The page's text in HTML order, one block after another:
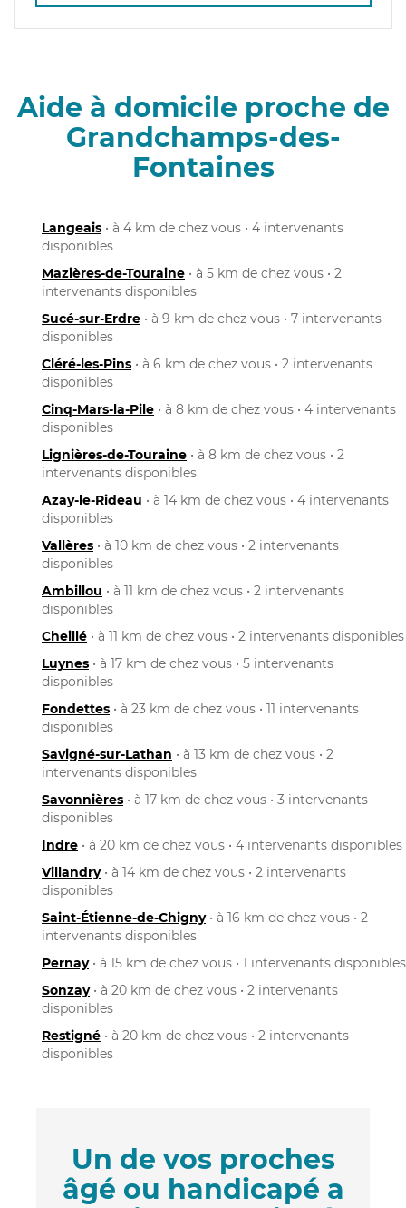
Aide à domicile proche de
Grandchamps-des-
Fontaines
Langeais • à 4 km de chez vous • 4 intervenants
disponibles
Mazières-de-Touraine • à 5 km de chez vous • 2
intervenants disponibles
Sucé-sur-Erdre • à 9 km de chez vous • 7 intervenants
disponibles
Cléré-les-Pins • à 6 km de chez vous • 2 intervenants
disponibles
Cinq-Mars-la-Pile • à 8 km de chez vous • 4 intervenants
disponibles
Lignières-de-Touraine • à 8 km de chez vous • 2
intervenants disponibles
Azay-le-Rideau • à 14 km de chez vous • 4 intervenants
disponibles
Vallères • à 10 km de chez vous • 2 intervenants
disponibles
Ambillou • à 11 km de chez vous • 2 intervenants
disponibles
Cheillé • à 11 km de chez vous • 2 intervenants disponibles
Luynes • à 17 km de chez vous • 5 intervenants
disponibles
Fondettes • à 23 km de chez vous • 11 intervenants
disponibles
Savigné-sur-Lathan • à 13 km de chez vous • 2
intervenants disponibles
Savonnières • à 17 km de chez vous • 3 intervenants
disponibles
Indre • à 20 km de chez vous • 4 intervenants disponibles
Villandry• à 14 km de chez vous • 2 intervenants
disponibles
Saint-Étienne-de-Chigny• à 16 km de chez vous • 2
intervenants disponibles
Pernay• à 15 km de chez vous • 1 intervenants disponibles
Sonzay• à 20 km de chez vous • 2 intervenants
disponibles
Restigné • à 20 km de chez vous • 2 intervenants
disponibles
Un de vos proches
âgé ou handicapé a